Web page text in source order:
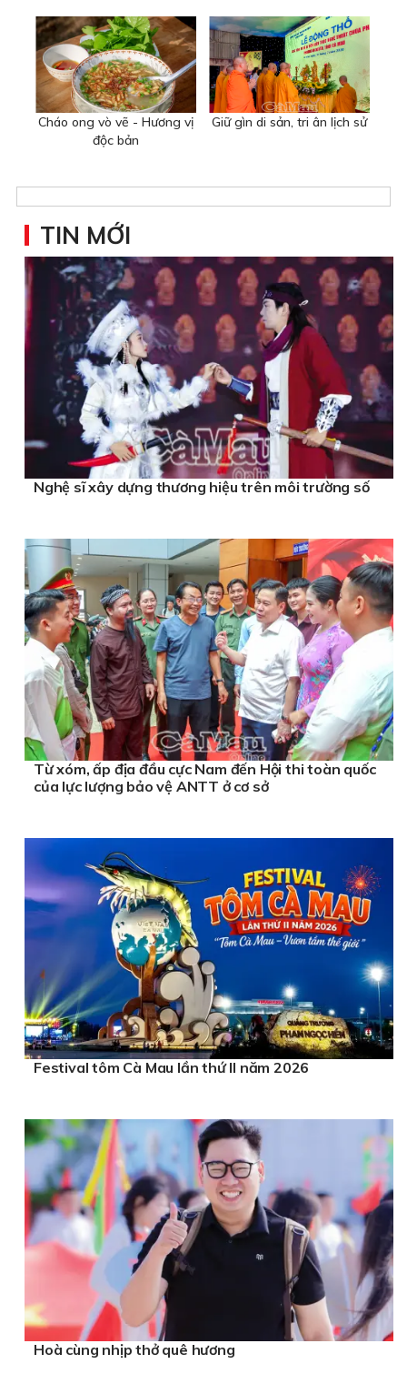
Cháo ong vò vẽ - Hương vị
độc bản
Giữ gìn di sản, tri ân lịch sử
TIN MỚI
Nghệ sĩ xây dựng thương hiệu trên môi trường số
Từ xóm, ấp địa đầu cực Nam đến Hội thi toàn quốc
của lực lượng bảo vệ ANTT ở cơ sở
Festival tôm Cà Mau lần thứ II năm 2026
Hoà cùng nhịp thở quê hương